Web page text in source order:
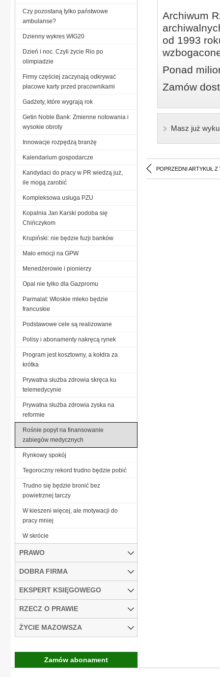
Archiwum
od 1993
Ponad
Zamów
Masz już
POPRZEDNI ARTYKUŁ Z
Czy pozostaną tylko państwowe
ambulanse?
Dzienny wykres WIG20
Dzień i noc. Czyli życie Rio po
olimpiadzie
Firmy częściej zaczynają odkrywać
płacowe karty przed pracownikami
Gadżety, które wygrają rok
Getin Noble Bank: Zmienne notowania i
wysokie obroty
Innowacje rozpędzą branżę
Kalendarium gospodarcze
Kandydaci do pracy w PR wiedzą już,
ile mogą zarobić
Kompleksowa usługa PZU
Kopalnia Jan Karski podoba się
Chińczykom
Krupiński: nie będzie fuzji banków
Mało emocji na GPW
Menedżerowie i pionierzy
Opal nie tylko dla Gazpromu
Parmalat: Włoskie mleko będzie
francuskie
Podstawowe cele są realizowane
Polisy i abonamenty nakręcą rynek
Program jest kosztowny, a kołdra za
krótka
Prywatna służba zdrowia skręca ku
telemedycynie
Prywatna służba zdrowia zyska na
reformie
Rośnie popyt na finansowanie
zabiegów medycznych
Rynkowy spokój
Tegoroczny rekord trudno będzie pobić
Trudno się będzie bronić bez
powietrznej tarczy
W kieszeni więcej, ale motywacji do
pracy mniej
W skrócie
PRAWO
DOBRA FIRMA
EKSPERT KSIĘGOWEGO
RZECZ O PRAWIE
ŻYCIE MAZOWSZA
Zamów abonament